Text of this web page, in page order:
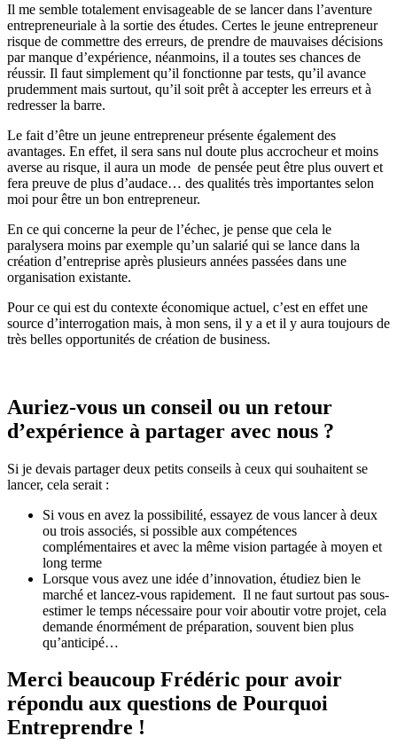
Il me semble totalement envisageable de se lancer dans l’aventure
entrepreneuriale à la sortie des études. Certes le jeune entrepreneur
risque de commettre des erreurs, de prendre de mauvaises décisions
par manque d’expérience, néanmoins, il a toutes ses chances de
réussir. Il faut simplement qu’il fonctionne par tests, qu’il avance
prudemment mais surtout, qu’il soit prêt à accepter les erreurs et à
redresser la barre.
Le fait d’être un jeune entrepreneur présente également des
avantages. En effet, il sera sans nul doute plus accrocheur et moins
averse au risque, il aura un mode de pensée peut être plus ouvert et
fera preuve de plus d’audace… des qualités très importantes selon
moi pour être un bon entrepreneur.
En ce qui concerne la peur de l’échec, je pense que cela le
paralysera moins par exemple qu’un salarié qui se lance dans la
création d’entreprise après plusieurs années passées dans une
organisation existante.
Pour ce qui est du contexte économique actuel, c’est en effet une
source d’interrogation mais, à mon sens, il y a et il y aura toujours de
très belles opportunités de création de business.
Auriez-vous un conseil ou un retour
d’expérience à partager avec nous ?
Si je devais partager deux petits conseils à ceux qui souhaitent se
lancer, cela serait :
Si vous en avez la possibilité, essayez de vous lancer à deux
ou trois associés, si possible aux compétences
complémentaires et avec la même vision partagée à moyen et
long terme
Lorsque vous avez une idée d’innovation, étudiez bien le
marché et lancez-vous rapidement. Il ne faut surtout pas sous-
estimer le temps nécessaire pour voir aboutir votre projet, cela
demande énormément de préparation, souvent bien plus
qu’anticipé…
Merci beaucoup Frédéric pour avoir
répondu aux questions de Pourquoi
Entreprendre !